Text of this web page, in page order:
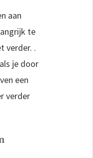
aan
te
verder. .
je door
een
verder